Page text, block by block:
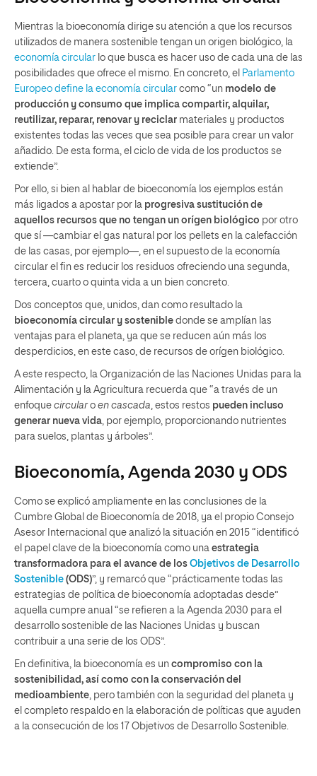
Mientras la bioeconomía dirige su atención a que los recursos
utilizados de manera sostenible tengan un origen biológico, la
economía circular lo que busca es hacer uso de cada una de las
posibilidades que ofrece el mismo. En concreto, el Parlamento
Europeo define la economía circular como “un modelo de
producción y consumo que implica compartir, alquilar,
reutilizar, reparar, renovar y reciclar materiales y productos
existentes todas las veces que sea posible para crear un valor
añadido. De esta forma, el ciclo de vida de los productos se
extiende”.
Por ello, si bien al hablar de bioeconomía los ejemplos están
más ligados a apostar por la progresiva sustitución de
aquellos recursos que no tengan un orígen biológico por otro
que sí —cambiar el gas natural por los pellets en la calefacción
de las casas, por ejemplo—, en el supuesto de la economía
circular el fin es reducir los residuos ofreciendo una segunda,
tercera, cuarto o quinta vida a un bien concreto.
Dos conceptos que, unidos, dan como resultado la
bioeconomía circular y sostenible donde se amplían las
ventajas para el planeta, ya que se reducen aún más los
desperdicios, en este caso, de recursos de orígen biológico.
A este respecto, la Organización de las Naciones Unidas para la
Alimentación y la Agricultura recuerda que “a través de un
enfoque circularo en cascada, estos restos pueden incluso
generar nueva vida, por ejemplo, proporcionando nutrientes
para suelos, plantas y árboles”.
Bioeconomía, Agenda 2030 y ODS
Como se explicó ampliamente en las conclusiones de la
Cumbre Global de Bioeconomía de 2018, ya el propio Consejo
Asesor Internacional que analizó la situación en 2015 “identificó
el papel clave de la bioeconomía como una estrategia
transformadora para el avance de los Objetivos de Desarrollo
Sostenible (ODS)”, y remarcó que “prácticamente todas las
estrategias de política de bioeconomía adoptadas desde”
aquella cumpre anual “se refieren a la Agenda 2030 para el
desarrollo sostenible de las Naciones Unidas y buscan
contribuir a una serie de los ODS”.
En definitiva, la bioeconomía es un compromiso con la
sostenibilidad, así como con la conservación del
medioambiente, pero también con la seguridad del planeta y
el completo respaldo en la elaboración de políticas que ayuden
a la consecución de los 17 Objetivos de Desarrollo Sostenible.